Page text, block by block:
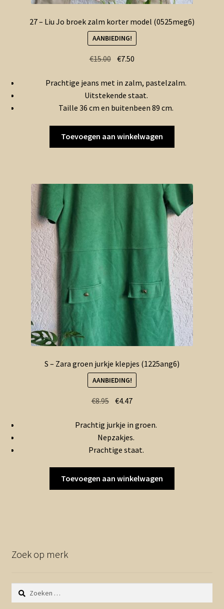
27 – Liu Jo broek zalm korter model (0525meg6)
AANBIEDING!
€15.00 Oorspronkelijke
was:
€15.00.
€7.50
is:
€7.50.
Prachtige jeans met in zalm, pastelzalm.
Uitstekende staat.
Taille 36 cm en buitenbeen 89 cm.
Toevoegen aan winkelwagen
S – Zara groen jurkje klepjes (1225ang6)
AANBIEDING!
€8.95 Oorspronkelijke
was:
€8.95.
€4.47Huidige
is:
€4.47.
Prachtig jurkje in groen.
Nepzakjes.
Prachtige staat.
Toevoegen aan winkelwagen
Zoek op merk
Zoeken
naar: